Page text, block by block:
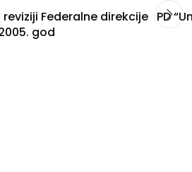
Federalne direkcije
god
PD